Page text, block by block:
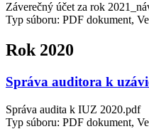
Záverečný účet za rok
Typ súboru: PDF dokument,
Rok 2020
Správa auditora k
Správa audita k IUZ 2020.pdf
Typ súboru: PDF dokument,